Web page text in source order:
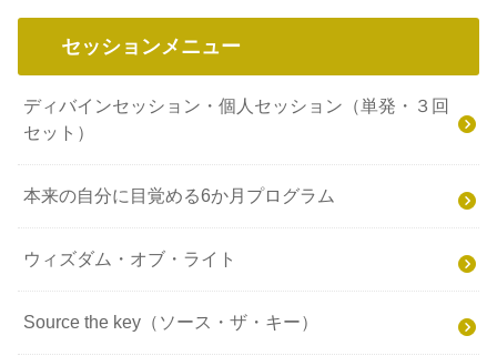
セッションメニュー
ディバインセッション・個人セッション（単発・３回
セット）
本来の自分に目覚める6か月プログラム
ウィズダム・オブ・ライト
Source the key（ソース・ザ・キー）